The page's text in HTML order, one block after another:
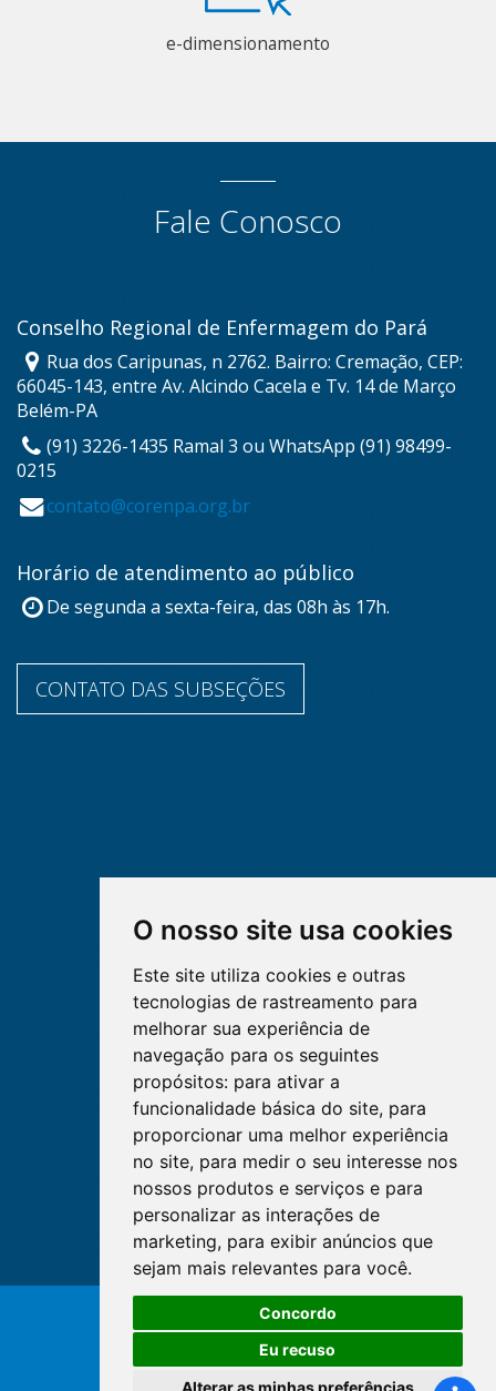
O nosso site usa cookies
Este site utiliza cookies e outras
tecnologias de rastreamento para
melhorar sua experiência de
navegação para os seguintes
propósitos: para ativar a
funcionalidade básica do site, para
proporcionar uma melhor experiência
no site, para medir o seu interesse nos
nossos produtos e serviços e para
personalizar as interações de
marketing, para exibir anúncios que
sejam mais relevantes para você.
Concordo
Eu recuso
Alterar as minhas preferências
e-dimensionamento
Fale Conosco
Conselho Regional de Enfermagem do Pará
Rua dos Caripunas, n 2762. Bairro: Cremação, CEP:
66045-143, entre Av. Alcindo Cacela e Tv. 14 de Março
Belém-PA
(91) 3226-1435 Ramal 3 ou WhatsApp (91) 98499-
0215
contato@corenpa.org.br
Horário de atendimento ao público
De segunda a sexta-feira, das 08h às 17h.
CONTATO DAS SUBSEÇÕES
© Copyright 2026 - Cofen/CORENs